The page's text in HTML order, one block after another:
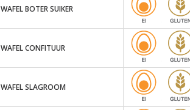
WAFEL BOTER SUIKER
WAFEL CONFITUUR
WAFEL SLAGROOM